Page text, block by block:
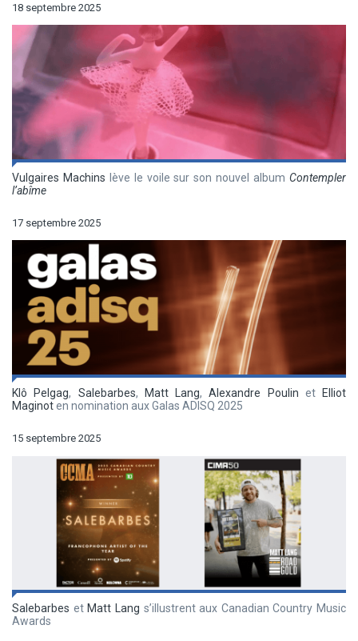
18 septembre 2025
Vulgaires Machins lève le voile sur son nouvel albumContempler
l’abîme
17 septembre 2025
Klô Pelgag, Salebarbes, Matt Lang,Alexandre Poulin et
Elliot
Maginoten nomination aux Galas ADISQ 2025
15 septembre 2025
Salebarbes et Matt Lang s’illustrent aux Canadian Country Music
Awards